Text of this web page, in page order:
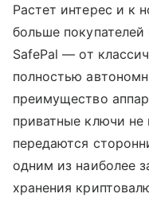
Растет интерес и к
больше
SafePal — от
полностью
преимущество
приватные ключи
передаются
одним из наиболее
хранения